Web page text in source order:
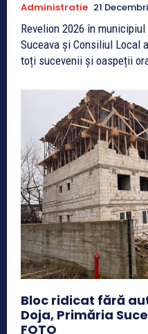
Administratie 21
Revelion 2026 în municipiul Suceava
Suceava și Consiliul Local
toți sucevenii și oaspeții
Bloc ridicat fără
Doja, Primăria
FOTO